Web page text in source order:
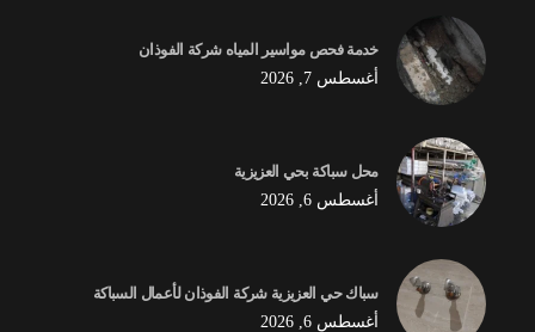
خدمة فحص مواسير المياه شركة الفوذان
أغسطس 7, 2026
محل سباكة بحي العزيزية
أغسطس 6, 2026
سباك حي العزيزية شركة الفوذان لأعمال السباكة
أغسطس 6, 2026